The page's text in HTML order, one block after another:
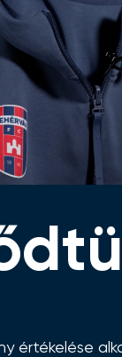
értékelése